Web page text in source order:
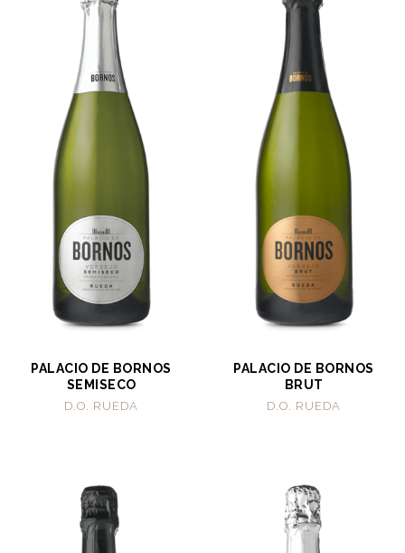
PALACIO DE BORNOS
SEMISECO
D.O. RUEDA
PALACIO DE BORNOS
BRUT
D.O. RUEDA